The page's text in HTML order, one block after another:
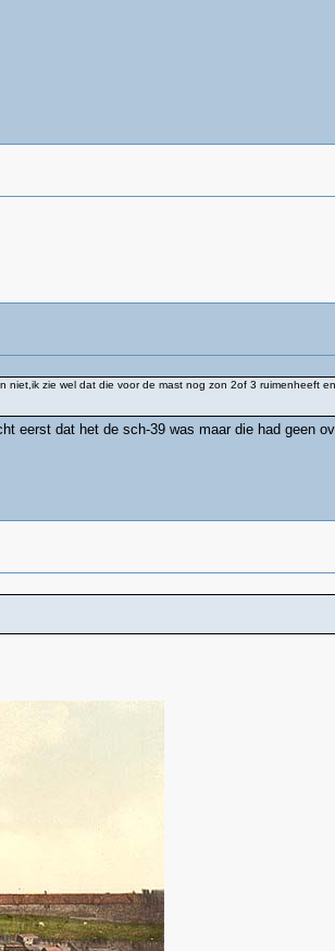
zie wel dat die voor de mast nog zon 2of 3 ruimenheeft
eerst dat het de sch-39 was maar die had geen